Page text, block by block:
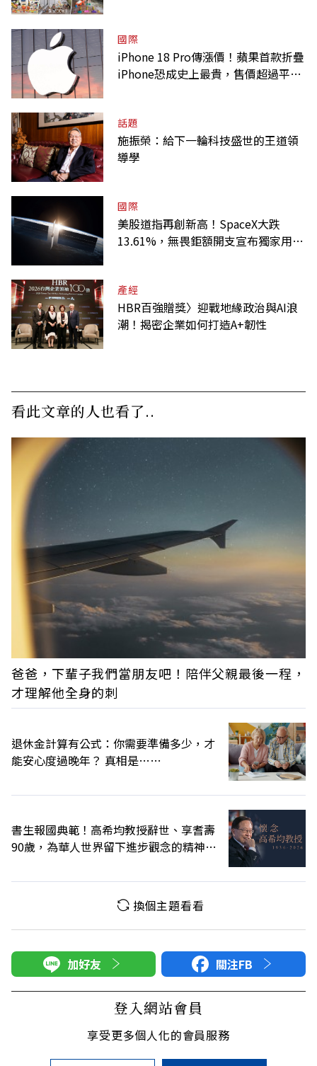
國際
iPhone 18 Pro傳漲價！蘋果首款折疊
iPhone恐成史上最貴，售價超過平均
話題
施振榮：給下一輪科技盛世的王道領
導學
國際
美股道指再創新高！SpaceX大跌
13.61%，無畏鉅額開支宣布獨家用輝
產經
HBR百強贈獎〉迎戰地緣政治與AI浪
潮！揭密企業如何打造A+韌性
看此文章的人也看了..
爸爸，下輩子我們當朋友吧！陪伴父親最後一程，
才理解他全身的刺
退休金計算有公式：你需要準備多少，才
能安心度過晚年？ 真相是……
書生報國典範！高希均教授辭世、享耆壽
90歲，為華人世界留下進步觀念的精神遺
換個主題看看
加好友 關注FB
登入網站會員
享受更多個人化的會員服務